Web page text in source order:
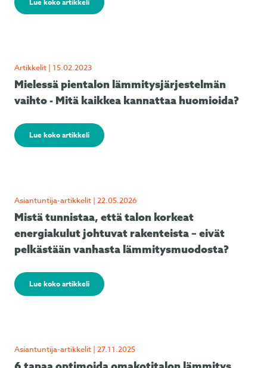
Lue koko artikkeli
Artikkelit | 15.02.2023
Mielessä pientalon lämmitysjärjestelmän
vaihto - Mitä kaikkea kannattaa huomioida?
Lue koko artikkeli
Asiantuntija-artikkelit | 22.05.2026
Mistä tunnistaa, että talon korkeat
energiakulut johtuvat rakenteista – eivät
pelkästään vanhasta lämmitysmuodosta?
Lue koko artikkeli
Asiantuntija-artikkelit | 27.11.2025